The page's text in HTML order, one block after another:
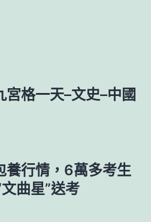
格一天–文史–中國
養行情，6萬多考生
曲星”送考